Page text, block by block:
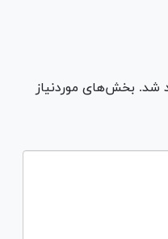
شد. بخش‌های موردنیاز